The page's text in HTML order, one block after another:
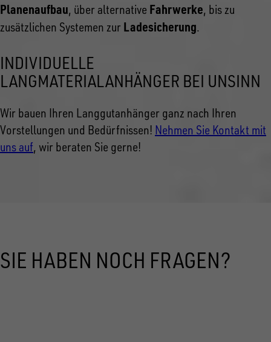
Planenaufbau, über alternative Fahrwerke, bis zu
zusätzlichen Systemen zur Ladesicherung.
INDIVIDUELLE
LANGMATERIALANHÄNGER BEI UNSINN
Wir bauen Ihren Langgutanhänger ganz nach Ihren
Vorstellungen und Bedürfnissen! Nehmen Sie Kontakt mit
uns auf, wir beraten Sie gerne!
SIE HABEN NOCH FRAGEN?